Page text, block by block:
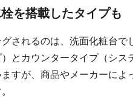
を搭載したタイプも
されるのは、洗面化粧台で
とカウンタータイプ（シス
すが、商品やメーカーによ